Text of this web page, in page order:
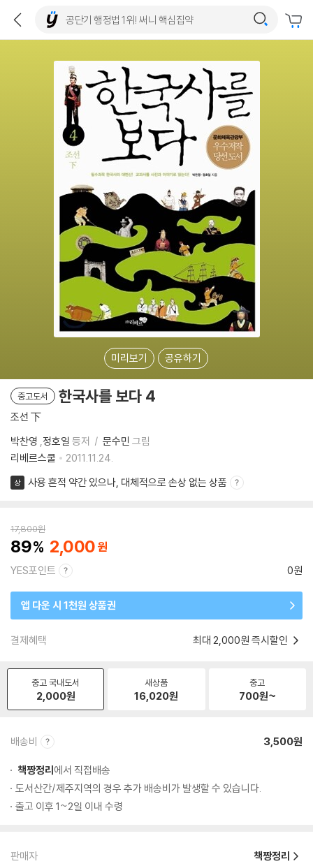
미리보기 공유하기
중고도서 한국사를 보다 4
조선 下
박찬영 ,정호일 등저 문수민 그림
리베르스쿨
2011.11.24.
상 사용 흔적 약간 있으나, 대체적으로 손상 없는 상품
17,800원
89 2,000
YES포인트 0원
앱 다운 시 1천원 상품권
결제혜택 최대 2,000원 즉시할인
중고 국내도서
2,000원
새상품
16,020원
중고
700원~
배송비 3,500원
책짱정리에서 직접배송
도서산간/제주지역의 경우 추가 배송비가 발생할 수 있습니다.
출고 이후 1~2일 이내 수령
판매자 책짱정리